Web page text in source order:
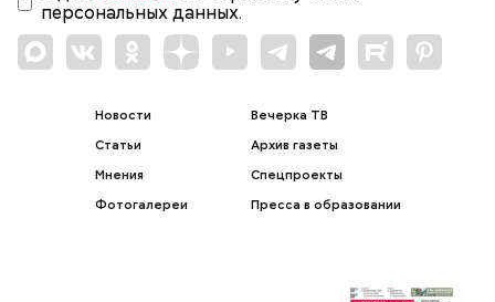
персональных данных.
Новости
Статьи
Мнения
Фотогалереи
Вечерка ТВ
Архив газеты
Спецпроекты
Пресса в образовании